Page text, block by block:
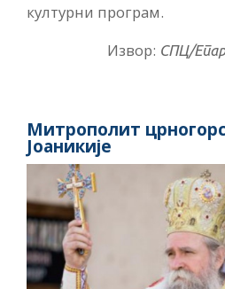
културни програм.
Извор: СПЦ/
Митрополит
Јоаникије